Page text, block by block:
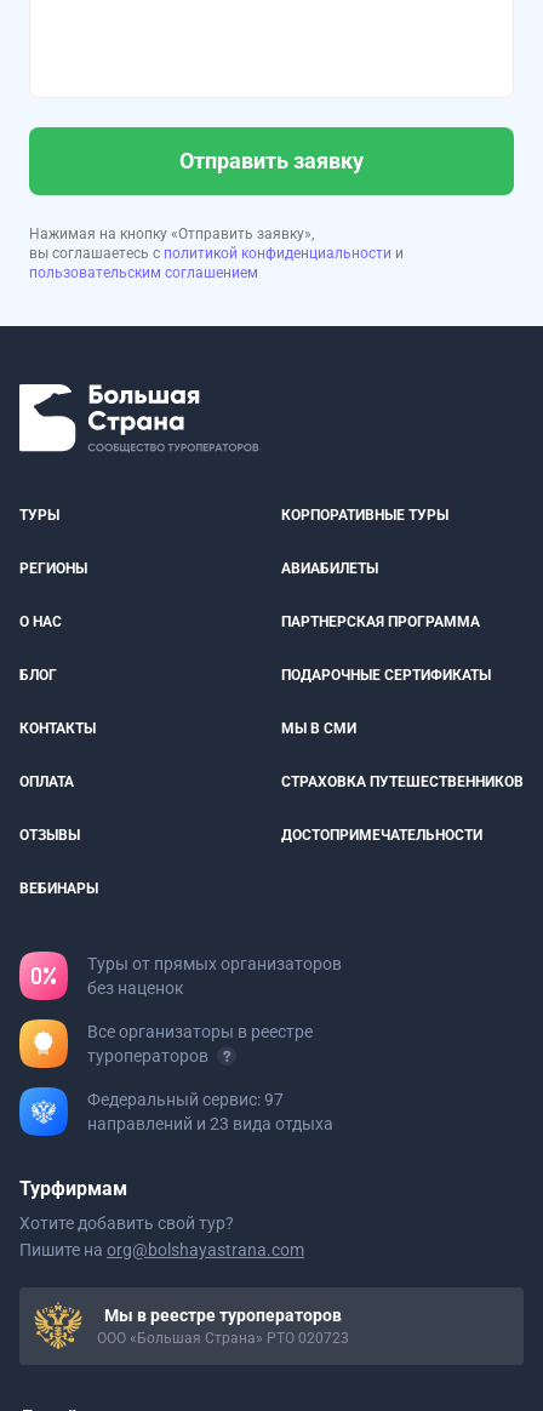
Отправить заявку
Нажимая на кнопку «Отправить заявку»,
вы соглашаетесь с политикой конфиденциальности и
пользовательским соглашением
ТУРЫ КОРПОРАТИВНЫЕ ТУРЫ
РЕГИОНЫ АВИАБИЛЕТЫ
О НАС ПАРТНЕРСКАЯ ПРОГРАММА
БЛОГ ПОДАРОЧНЫЕ СЕРТИФИКАТЫ
КОНТАКТЫ МЫ В СМИ
ОПЛАТА СТРАХОВКА ПУТЕШЕСТВЕННИКОВ
ОТЗЫВЫ ДОСТОПРИМЕЧАТЕЛЬНОСТИ
ВЕБИНАРЫ
Туры от прямых организаторов
без наценок
Все организаторы в реестре
туроператоров
Федеральный сервис: 97
направлений и 23 вида отдыха
Турфирмам
Хотите добавить свой тур?
Пишите на org@bolshayastrana.com
Мы в реестре туроператоров
ООО «Большая Страна» РТО 020723